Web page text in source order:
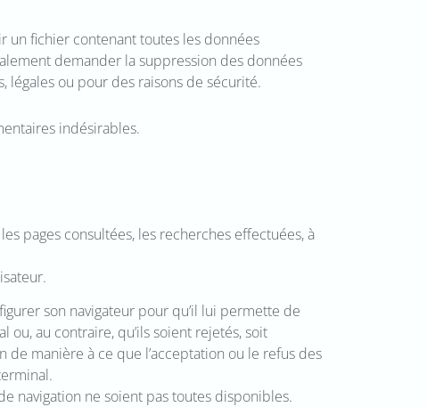
un fichier contenant toutes les données
demander la suppression des données
légales ou pour des raisons de sécurité.
indésirables.
pages consultées, les recherches effectuées, à
son navigateur pour qu’il lui permette de
au contraire, qu’ils soient rejetés, soit
manière à ce que l’acceptation ou le refus des
navigation ne soient pas toutes disponibles.